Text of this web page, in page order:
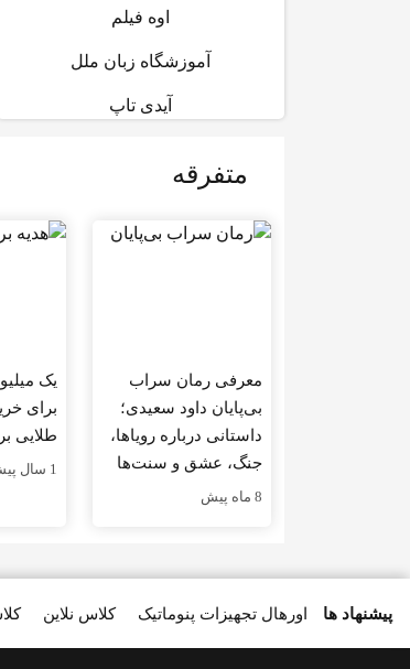
اوه فیلم
آموزشگاه زبان ملل
آیدی تاپ
متفرقه
معرفی رمان سراب
بی‌پایان داود سعیدی؛
داستانی درباره رویاها،
جنگ، عشق و سنت‌ها
8 ماه پیش
یک
برای
طلایی
1 سال پیش
پیشنهاد ها کلاس نلاین اورهال تجهیزات پنوماتیک